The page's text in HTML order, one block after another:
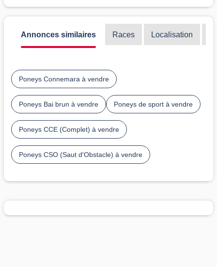
Annonces similaires Races Localisation
Poneys Connemara à vendre
Poneys Bai brun à vendre Poneys de sport à vendre
Poneys CCE (Complet) à vendre
Poneys CSO (Saut d'Obstacle) à vendre